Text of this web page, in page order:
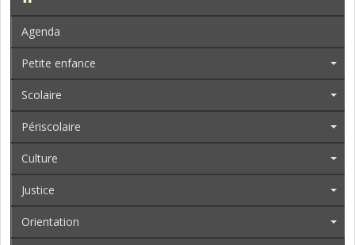
Agenda
Petite enfance
Scolaire
Périscolaire
Culture
Justice
Orientation